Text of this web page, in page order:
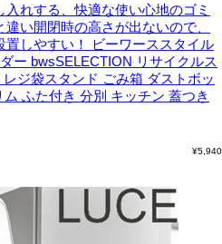
れする、快適な使い心地のゴミ
い開閉時の高さが出ないので、
しやすい！
ビーワーススタイル
ー bwsSELECTION リサイクルス
ジ袋スタンド ごみ箱 ダストボッ
ふた付き 分別 キッチン 蓋つき
¥5,940